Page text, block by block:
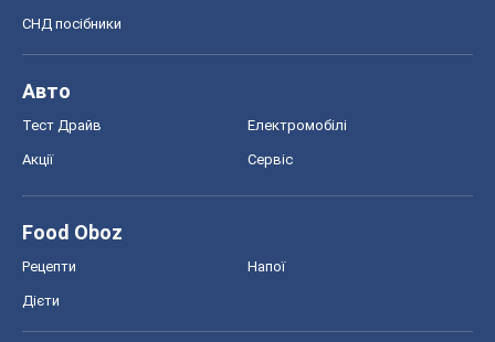
СНД посібники
Авто
Тест Драйв Електромобілі
Акції Сервіс
Food Oboz
Рецепти Напої
Дієти